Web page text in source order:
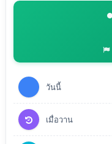
วันนี้
เมื่อวาน